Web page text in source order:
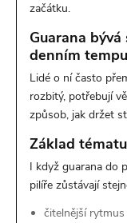
začátku.
Guarana
denním tempu
Lidé o ní často
rozbitý, potřebují
způsob, jak držet
Základ
I když guarana do
pilíře zůstávají
čitelnější rytmus